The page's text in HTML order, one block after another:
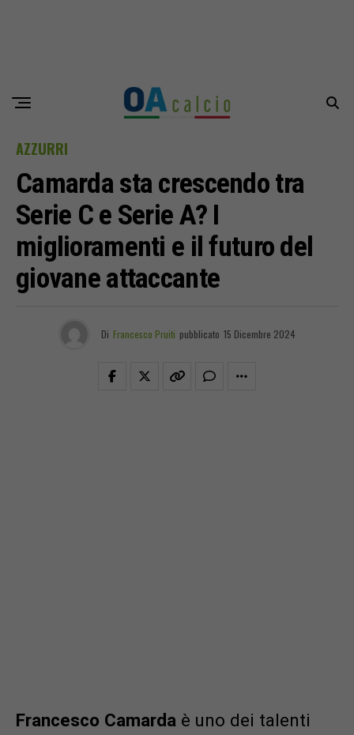
AZZURRI
Camarda sta crescendo tra
Serie C e Serie A? I
miglioramenti e il futuro del
giovane attaccante
Di Francesco Pruiti pubblicato 15 Dicembre 2024
Francesco Camarda è uno dei talenti